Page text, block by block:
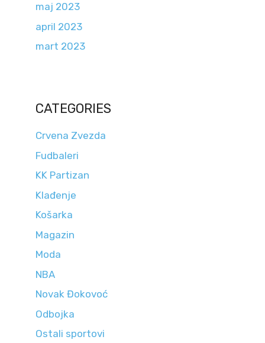
maj 2023
april 2023
mart 2023
CATEGORIES
Crvena Zvezda
Fudbaleri
KK Partizan
Klađenje
Košarka
Magazin
Moda
NBA
Novak Đokovoć
Odbojka
Ostali sportovi